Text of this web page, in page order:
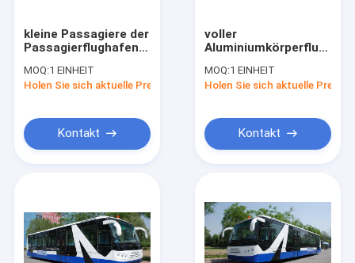
kleine Passagiere der
Passagierflughafenschutzblechbus
die Bereich stehen
MOQ:1 EINHEIT
Holen Sie sich aktuelle Preis
Kontakt
voller
der Kapazität mit
110 Passagieren und
MOQ:1 EINHEIT
Holen Sie sich aktuelle Preis
Kontakt